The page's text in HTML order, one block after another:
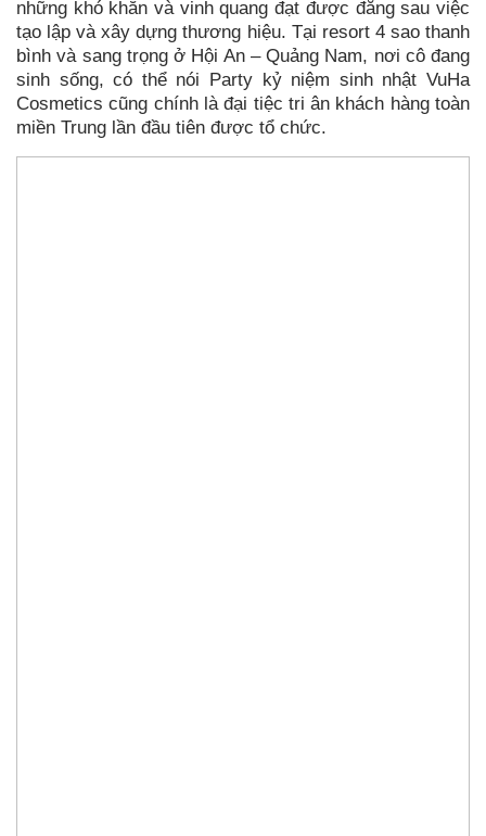
những khó khăn và vinh quang đạt được đằng sau việc
tạo lập và xây dựng thương hiệu. Tại resort 4 sao thanh
bình và sang trọng ở Hội An – Quảng Nam, nơi cô đang
sinh sống, có thể nói Party kỷ niệm sinh nhật VuHa
Cosmetics cũng chính là đại tiệc tri ân khách hàng toàn
miền Trung lần đầu tiên được tổ chức.